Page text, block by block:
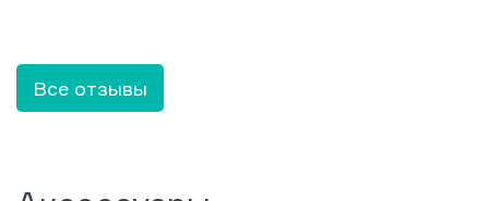
Все отзывы